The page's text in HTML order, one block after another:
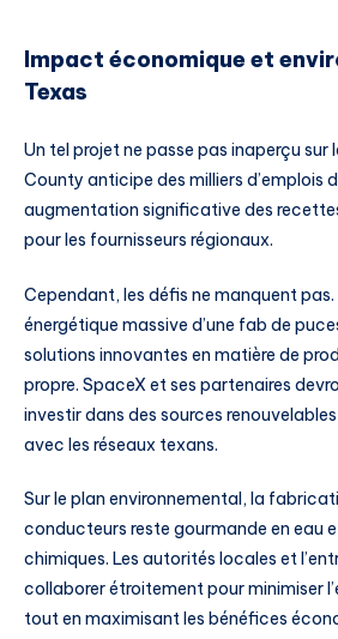
Impact économique et
Texas
Un tel projet ne passe pas inaperçu sur
County anticipe des milliers d’emplois
augmentation significative des
pour les fournisseurs régionaux.
Cependant, les défis ne manquent
énergétique massive d’une fab de
solutions innovantes en matière de
propre. SpaceX et ses partenaires
investir dans des sources
avec les réseaux texans.
Sur le plan environnemental, la
conducteurs reste gourmande en eau
chimiques. Les autorités locales et
collaborer étroitement pour minimiser
tout en maximisant les bénéfices